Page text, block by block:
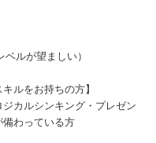
ルが望ましい）
ルをお持ちの方】
カルシンキング・プレゼン
備わっている方